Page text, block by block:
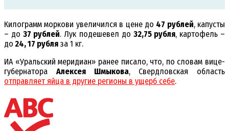
Килограмм моркови увеличился в цене до 47 рублей, капусты
– до37 рублей. Лук подешевел до 32,75 рубля, картофель –
до 24, 17 рубля за 1 кг.
ИА «Уральский меридиан» ранее писало, что, по словам вице-
губернатора Алексея Шмыкова, Свердловская область
отправляет яйца в другие регионы в ущерб себе.